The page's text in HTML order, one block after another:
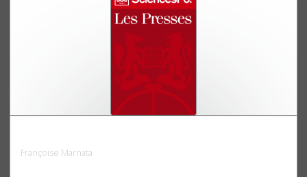
Françoise Marnata